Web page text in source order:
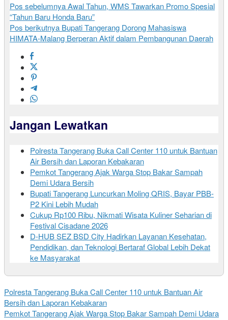
Pos sebelumnyaAwal Tahun, WMS Tawarkan Promo Spesial
“Tahun Baru Honda Baru”
Pos berikutnya Bupati Tangerang Dorong Mahasiswa
HIMATA-Malang Berperan Aktif dalam Pembangunan Daerah
Jangan Lewatkan
Polresta Tangerang Buka Call Center 110 untuk Bantuan
Air Bersih dan Laporan Kebakaran
Pemkot Tangerang Ajak Warga Stop Bakar Sampah
Demi Udara Bersih
Bupati Tangerang Luncurkan Moling QRIS, Bayar PBB-
P2 Kini Lebih Mudah
Cukup Rp100 Ribu, Nikmati Wisata Kuliner Seharian di
Festival Cisadane 2026
D-HUB SEZ BSD City Hadirkan Layanan Kesehatan,
Pendidikan, dan Teknologi Bertaraf Global Lebih Dekat
ke Masyarakat
Polresta Tangerang Buka Call Center 110 untuk Bantuan Air
Bersih dan Laporan Kebakaran
Pemkot Tangerang Ajak Warga Stop Bakar Sampah Demi Udara